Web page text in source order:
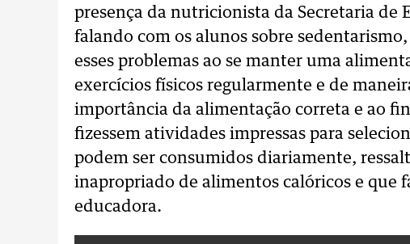
presença da nutricionista da Secretaria de
falando com os alunos sobre
esses problemas ao se manter uma
exercícios físicos regularmente e de
importância da alimentação correta e ao
fizessem atividades impressas para
podem ser consumidos diariamente,
inapropriado de alimentos calóricos e que
educadora.